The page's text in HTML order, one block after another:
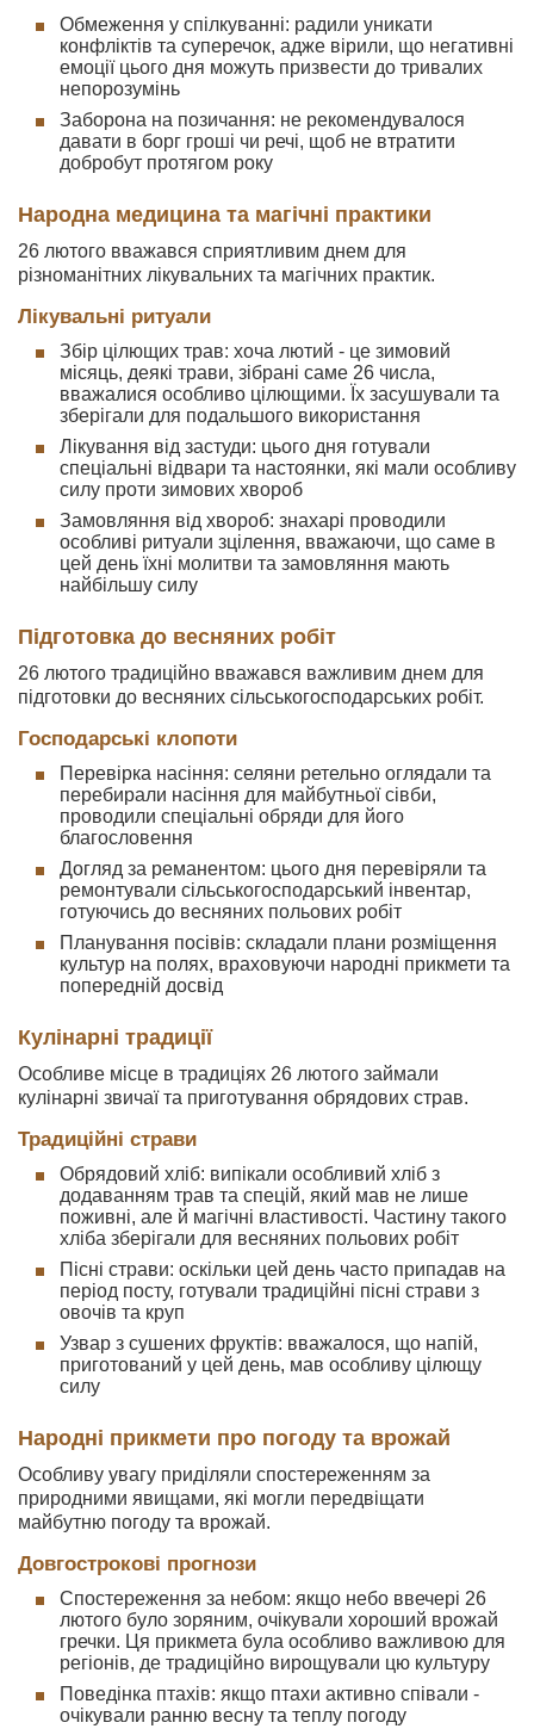
Обмеження у спілкуванні: радили уникати
конфліктів та суперечок, адже вірили, що негативні
емоції цього дня можуть призвести до тривалих
непорозумінь
Заборона на позичання: не рекомендувалося
давати в борг гроші чи речі, щоб не втратити
добробут протягом року
Народна медицина та магічні практики
26 лютого вважався сприятливим днем для
різноманітних лікувальних та магічних практик.
Лікувальні ритуали
Збір цілющих трав: хоча лютий - це зимовий
місяць, деякі трави, зібрані саме 26 числа,
вважалися особливо цілющими. Їх засушували та
зберігали для подальшого використання
Лікування від застуди: цього дня готували
спеціальні відвари та настоянки, які мали особливу
силу проти зимових хвороб
Замовляння від хвороб: знахарі проводили
особливі ритуали зцілення, вважаючи, що саме в
цей день їхні молитви та замовляння мають
найбільшу силу
Підготовка до весняних робіт
26 лютого традиційно вважався важливим днем для
підготовки до весняних сільськогосподарських робіт.
Господарські клопоти
Перевірка насіння: селяни ретельно оглядали та
перебирали насіння для майбутньої сівби,
проводили спеціальні обряди для його
благословення
Догляд за реманентом: цього дня перевіряли та
ремонтували сільськогосподарський інвентар,
готуючись до весняних польових робіт
Планування посівів: складали плани розміщення
культур на полях, враховуючи народні прикмети та
попередній досвід
Кулінарні традиції
Особливе місце в традиціях 26 лютого займали
кулінарні звичаї та приготування обрядових страв.
Традиційні страви
Обрядовий хліб: випікали особливий хліб з
додаванням трав та спецій, який мав не лише
поживні, але й магічні властивості. Частину такого
хліба зберігали для весняних польових робіт
Пісні страви: оскільки цей день часто припадав на
період посту, готували традиційні пісні страви з
овочів та круп
Узвар з сушених фруктів: вважалося, що напій,
приготований у цей день, мав особливу цілющу
силу
Народні прикмети про погоду та врожай
Особливу увагу приділяли спостереженням за
природними явищами, які могли передвіщати
майбутню погоду та врожай.
Довгострокові прогнози
Спостереження за небом: якщо небо ввечері 26
лютого було зоряним, очікували хороший врожай
гречки. Ця прикмета була особливо важливою для
регіонів, де традиційно вирощували цю культуру
Поведінка птахів: якщо птахи активно співали -
очікували ранню весну та теплу погоду